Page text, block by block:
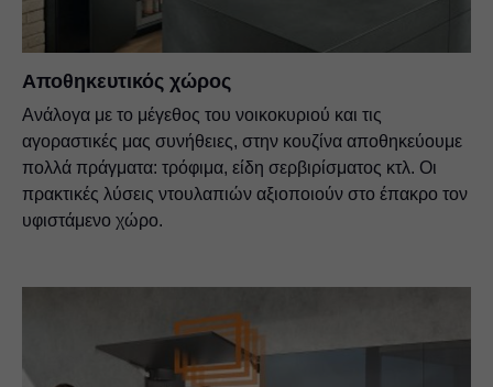
Αποθηκευτικός χώρος
Ανάλογα με το μέγεθος του νοικοκυριού και τις
αγοραστικές μας συνήθειες, στην κουζίνα αποθηκεύουμε
πολλά πράγματα: τρόφιμα, είδη σερβιρίσματος κτλ. Οι
πρακτικές λύσεις ντουλαπιών αξιοποιούν στο έπακρο τον
υφιστάμενο χώρο.